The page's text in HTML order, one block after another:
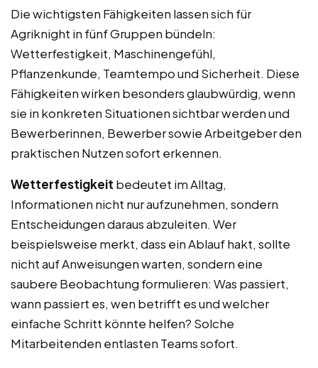
Die wichtigsten Fähigkeiten lassen sich für
Agriknight in fünf Gruppen bündeln:
Wetterfestigkeit, Maschinengefühl,
Pflanzenkunde, Teamtempo und Sicherheit. Diese
Fähigkeiten wirken besonders glaubwürdig, wenn
sie in konkreten Situationen sichtbar werden und
Bewerberinnen, Bewerber sowie Arbeitgeber den
praktischen Nutzen sofort erkennen.
Wetterfestigkeit bedeutet im Alltag,
Informationen nicht nur aufzunehmen, sondern
Entscheidungen daraus abzuleiten. Wer
beispielsweise merkt, dass ein Ablauf hakt, sollte
nicht auf Anweisungen warten, sondern eine
saubere Beobachtung formulieren: Was passiert,
wann passiert es, wen betrifft es und welcher
einfache Schritt könnte helfen? Solche
Mitarbeitenden entlasten Teams sofort.